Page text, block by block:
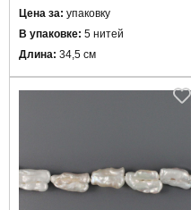
Цена за: упаковку
В упаковке: 5 нитей
Длина: 34,5 см